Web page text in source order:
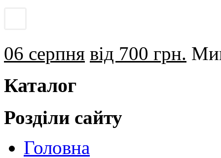
06 серпня від 700 грн.
Каталог
Розділи сайту
Головна